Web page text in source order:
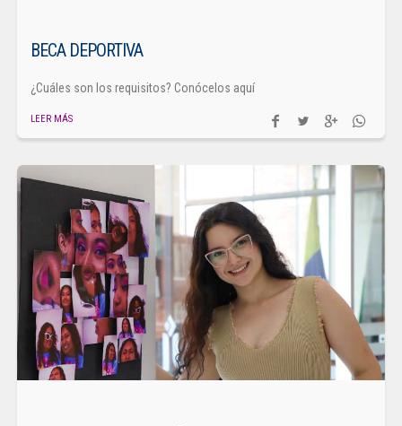
BECA DEPORTIVA
¿Cuáles son los requisitos? Conócelos aquí
LEER MÁS